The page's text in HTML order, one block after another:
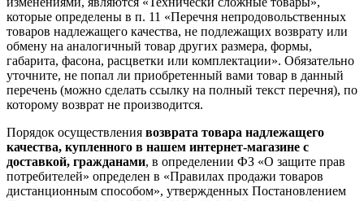
которые определены в п. 11 «Перечня непродовольственных
товаров надлежащего качества, не подлежащих возврату или
обмену на аналогичный товар других размера, формы,
габарита, фасона, расцветки или комплектации». Обязательно
уточните, не попал ли приобретенный вами товар в данный
перечень (можно сделать ссылку на полный текст перечня), по
которому возврат не производится.
Порядок осуществления возврата товара надлежащего
качества, купленного в нашем интернет-магазине с
доставкой, гражданами, в определении ФЗ «О защите прав
потребителей» определен в «Правилах продажи товаров
дистанционным способом», утвержденных Постановлением